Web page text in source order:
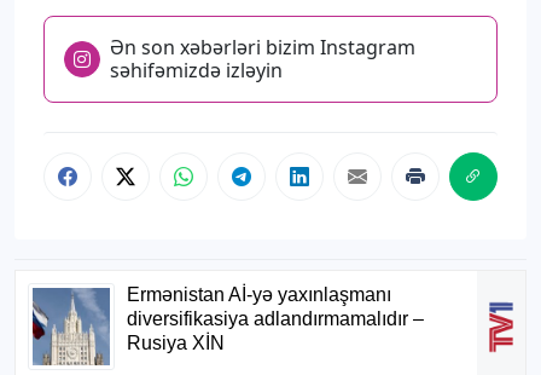
Ən son xəbərləri bizim Instagram
səhifəmizdə izləyin